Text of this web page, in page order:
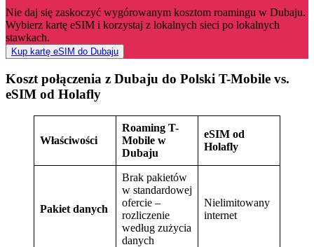
Nie daj się zaskoczyć wygórowanym kosztom roamingu w Dubaju.
Wybierz kartę eSIM i korzystaj z lokalnych sieci po lokalnych
stawkach.
Kup kartę eSIM do Dubaju
Koszt połączenia z Dubaju do Polski T-Mobile vs.
eSIM od Holafly
Właściwości
Roaming T-
Mobile w
Dubaju
eSIM od
Holafly
Pakiet danych
Brak pakietów
w standardowej
ofercie –
rozliczenie
według zużycia
danych
Nielimitowany
internet